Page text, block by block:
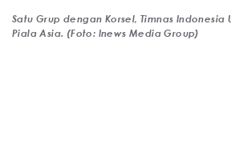
Satu Grup dengan Korsel, Timnas Indonesia
Piala Asia. (Foto: Inews Media Group)